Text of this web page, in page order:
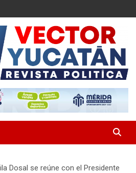
Dosal se reúne con el Presidente